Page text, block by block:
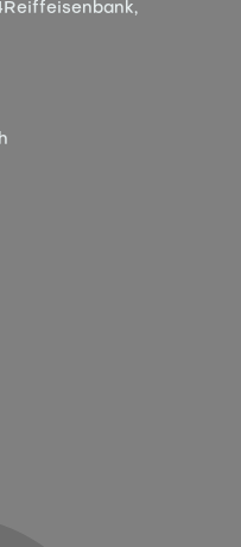
Reiffeisenbank,